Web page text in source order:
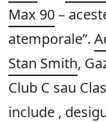
Max 90–
atemporale”.
Stan Smith,
Club C sau
include ,